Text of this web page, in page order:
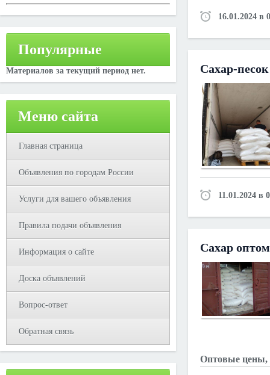
Популярные
Материалов за текущий период нет.
Меню сайта
Главная страница
Объявления по городам России
Услуги для вашего объявления
Правила подачи объявления
Информация о сайте
Доска объявлений
Вопрос-ответ
Обратная связь
16.01.2024 в
Caxаp-
11.01.2024 в
Сахар
Оптовые цены,